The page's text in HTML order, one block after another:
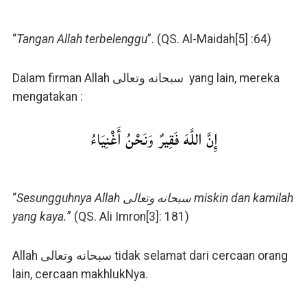
“Tangan Allah terbelenggu”. (QS. Al-Maidah[5] :64)
Dalam firman Allah سبحانه وتعالى yang lain, mereka
mengatakan :
إِنَّ اللَّهَ فَقِيرٌ وَنَحْنُ أَغْنِيَاءُ
“Sesungguhnya Allah سبحانه وتعالى miskin dan kamilah
yang kaya.” (QS. Ali Imron[3]: 181)
Allah سبحانه وتعالى tidak selamat dari cercaan orang
lain, cercaan makhlukNya.